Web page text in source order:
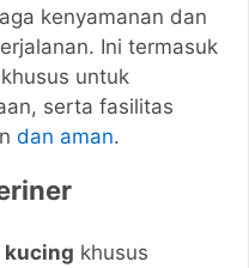
kenyamanan dan
Ini termasuk
untuk
serta fasilitas
dan aman.
kucing khusus